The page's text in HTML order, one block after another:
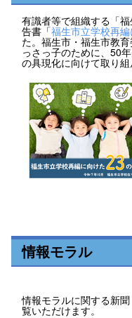
有識者等で組織する「
告書「福生市立学校再
た。福生市・福生市教
っさっ子のために、50
の具現化に向けて取り
情報モラル
情報モラルに関する新聞
覧いただけます。